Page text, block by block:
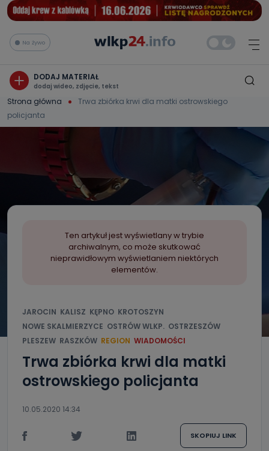
Na żywo
DODAJ MATERIAŁ
dodaj wideo, zdjęcie, tekst
Strona główna
Trwa zbiórka krwi dla matki ostrowskiego
policjanta
Ten artykuł jest wyświetlany w trybie
archiwalnym, co może skutkować
nieprawidłowym wyświetlaniem niektórych
elementów.
JAROCIN KALISZ KĘPNO KROTOSZYN
NOWE SKALMIERZYCE OSTRÓW WLKP. OSTRZESZÓW
PLESZEW RASZKÓW REGION WIADOMOŚCI
Trwa zbiórka krwi dla matki
ostrowskiego policjanta
10.05.2020 14:34
SKOPIUJ LINK